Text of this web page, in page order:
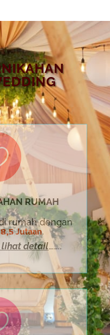
RUMAH
rumah dengan
8,5Jutaan.
lihat detail……..